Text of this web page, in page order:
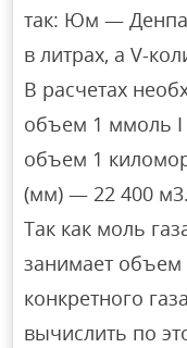
так: Юм —
в литрах, а V-
В расчетах
объем 1 ммоль I
объем 1
(мм) — 22 400
Так как моль
занимает объем
конкретного
вычислить по